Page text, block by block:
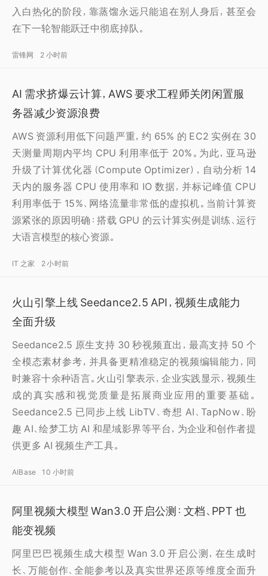
入白热化的阶段，靠蒸馏永远只能追在别人身后，甚至会
在下一轮智能跃迁中彻底掉队。
雷锋网 2 小时前
AI 需求挤爆云计算，AWS 要求工程师关闭闲置服
务器减少资源浪费
AWS 资源利用低下问题严重，约 65% 的 EC2 实例在 30
天测量周期内平均 CPU 利用率低于 20%。为此，亚马逊
升级了计算优化器（Compute Optimizer），自动分析 14
天内的服务器 CPU 使用率和 IO 数据，并标记峰值 CPU
利用率低于 15%、网络流量非常低的虚拟机。当前计算资
源紧张的原因明确：搭载 GPU 的云计算实例是训练、运行
大语言模型的核心资源。
IT 之家 2 小时前
火山引擎上线 Seedance2.5 API，视频生成能力
全面升级
Seedance2.5 原生支持 30 秒视频直出，最高支持 50 个
全模态素材参考，并具备更精准稳定的视频编辑能力，同
时兼容十余种语言。火山引擎表示，企业实践显示，视频生
成的真实感和视觉质量是拓展商业应用的重要基础。
Seedance2.5 已同步上线 LibTV、奇想 AI、TapNow、盼
趣 AI、绘梦工坊 AI 和星域影界等平台，为企业和创作者提
供更多 AI 视频生产工具。
AIBase 10 小时前
阿里视频大模型 Wan3.0 开启公测：文档、PPT 也
能变视频
阿里巴巴视频生成大模型 Wan 3.0 开启公测，在生成时
长、万能创作、全能参考以及真实世界还原等维度全面升